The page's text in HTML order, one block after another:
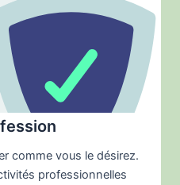
comme vous le désirez.
professionnelles